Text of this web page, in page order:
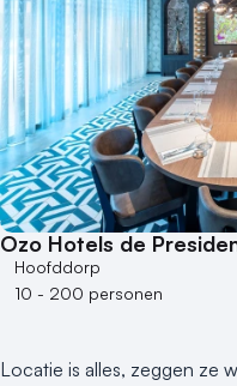
Ozo Hotels de
Hoofddorp
10 - 200 personen
Locatie is alles, zeggen ze